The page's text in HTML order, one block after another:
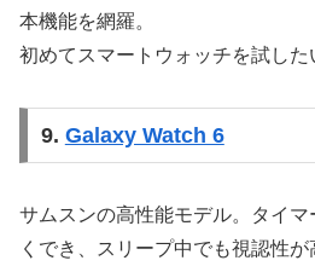
本機能を網羅。
初めてスマートウォッチを試した
9. Galaxy Watch 6
サムスンの高性能モデル。タイ
くでき、スリープ中でも視認性が